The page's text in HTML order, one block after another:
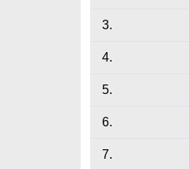
3.
4.
5.
6.
7.